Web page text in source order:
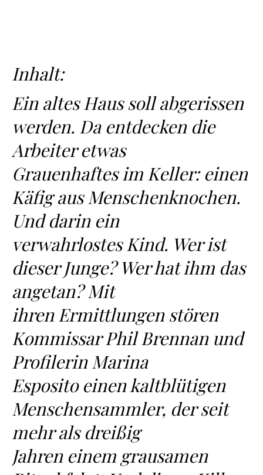
Inhalt:
Ein altes Haus soll abgerissen
werden. Da entdecken die
Arbeiter etwas
Grauenhaftes im Keller: einen
Käfig aus Menschenknochen.
Und darin ein
verwahrlostes Kind. Wer ist
dieser Junge? Wer hat ihm das
angetan? Mit
ihren Ermittlungen stören
Kommissar Phil Brennan und
Profilerin Marina
Esposito einen kaltblütigen
Menschensammler, der seit
mehr als dreißig
Jahren einem grausamen